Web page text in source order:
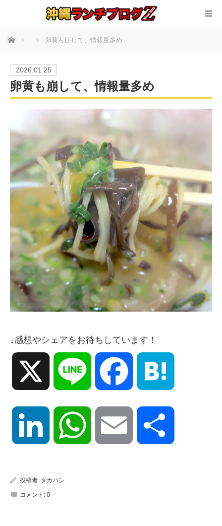
ホーム 卵黄も崩して、情報量多め
2026.01.25
卵黄も崩して、情報量多め
↓感想やシェアをお待ちしています！
Line Facebook
LinkedIn WhatsApp Email
投稿者: タカバシ
コメント: 0